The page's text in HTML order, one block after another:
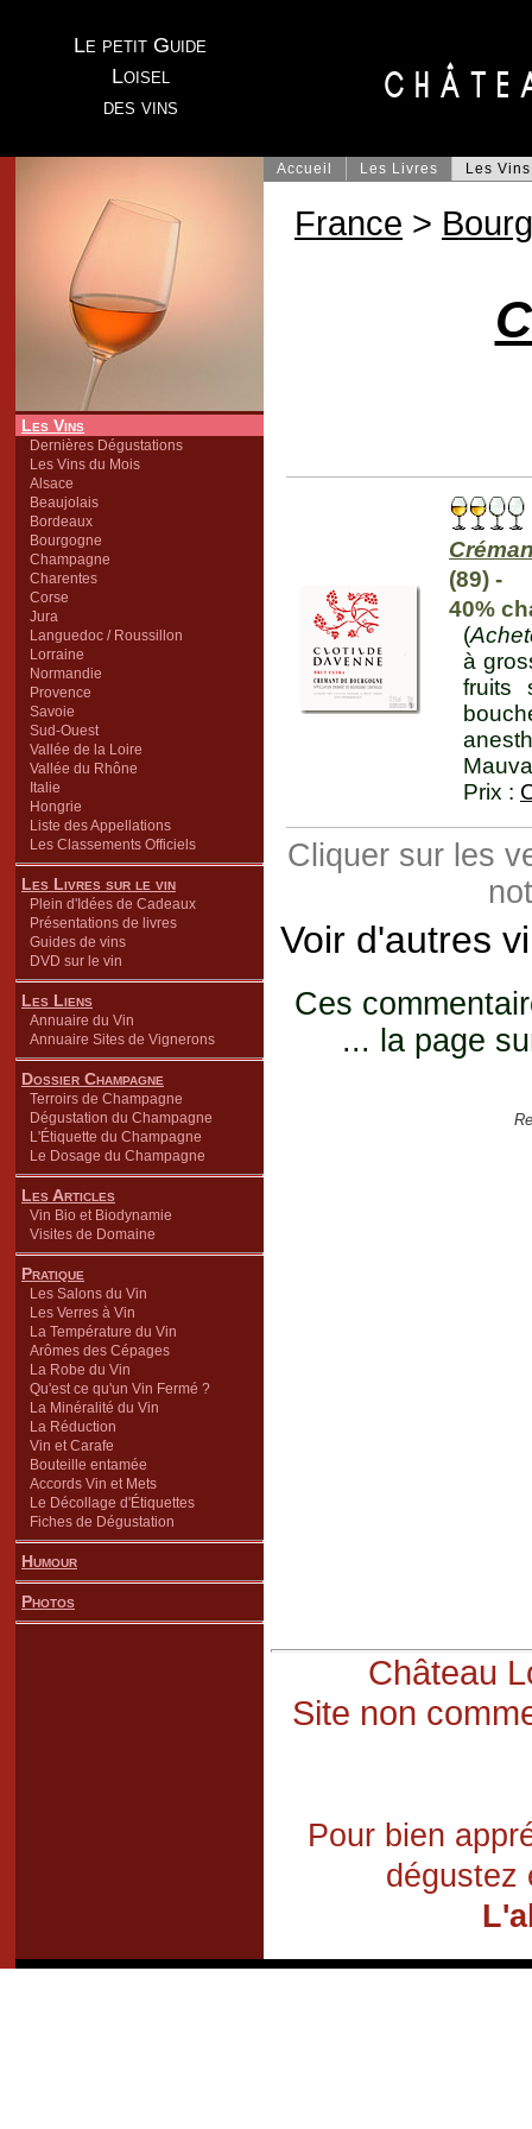
Le petit Guide
Loisel
des vins
Les Vins
Dernières Dégustations
Les Vins du Mois
Alsace
Beaujolais
Bordeaux
Bourgogne
Champagne
Charentes
Corse
Jura
Languedoc / Roussillon
Lorraine
Normandie
Provence
Savoie
Sud-Ouest
Vallée de la Loire
Vallée du Rhône
Italie
Hongrie
Liste des Appellations
Les Classements Officiels
Les Livres sur le vin
Plein d'Idées de Cadeaux
Présentations de livres
Guides de vins
DVD sur le vin
Les Liens
Annuaire du Vin
Annuaire Sites de Vignerons
Dossier Champagne
Terroirs de Champagne
Dégustation du Champagne
L'Étiquette du Champagne
Le Dosage du Champagne
Les Articles
Vin Bio et Biodynamie
Visites de Domaine
Pratique
Les Salons du Vin
Les Verres à Vin
La Température du Vin
Arômes des Cépages
La Robe du Vin
Qu'est ce qu'un Vin Fermé ?
La Minéralité du Vin
La Réduction
Vin et Carafe
Bouteille entamée
Accords Vin et Mets
Le Décollage d'Étiquettes
Fiches de Dégustation
Humour
Photos
Accueil Les Livres Les Vins
France >
(89) -
40%
(
à
fruits
Prix :
Cliquer sur les
Voir d'autres
Ces
... la page
Château
Site non
Pour bien
dégustez